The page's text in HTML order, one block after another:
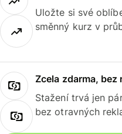
Uložte si své
směnný kurz v
Zcela zdarma, bez
Stažení trvá jen
bez otravných